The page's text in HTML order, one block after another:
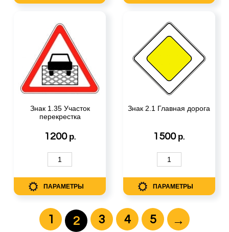
Знак 1.35 Участок
перекрестка
1200 р.
ПАРАМЕТРЫ
Знак 2.1 Главная дорога
1500 р.
ПАРАМЕТРЫ
1 2 3 4 5
→